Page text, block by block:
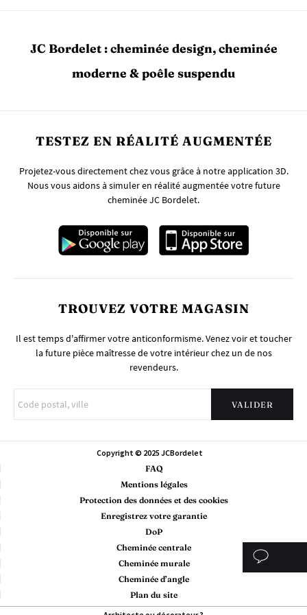
JC Bordelet : cheminée design, cheminée
moderne & poêle suspendu
TESTEZ EN RÉALITÉ AUGMENTÉE
Projetez-vous directement chez vous grâce à notre application 3D.
Nous vous aidons à simuler en réalité augmentée votre future
cheminée JC Bordelet.
TROUVEZ VOTRE MAGASIN
Il est temps d'affirmer votre anticonformisme. Venez voir et toucher
la future pièce maîtresse de votre intérieur chez un de nos
revendeurs.
Copyright © 2025 JCBordelet
FAQ
Mentions légales
Protection des données et des cookies
Enregistrez votre garantie
DoP
Cheminée centrale
Cheminée murale
Cheminée d’angle
Plan du site